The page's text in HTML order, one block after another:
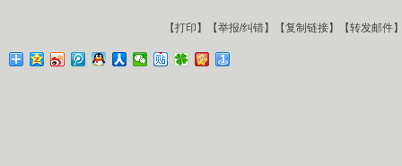
【打印 】【举报/纠错】【复制链接】【转发邮件